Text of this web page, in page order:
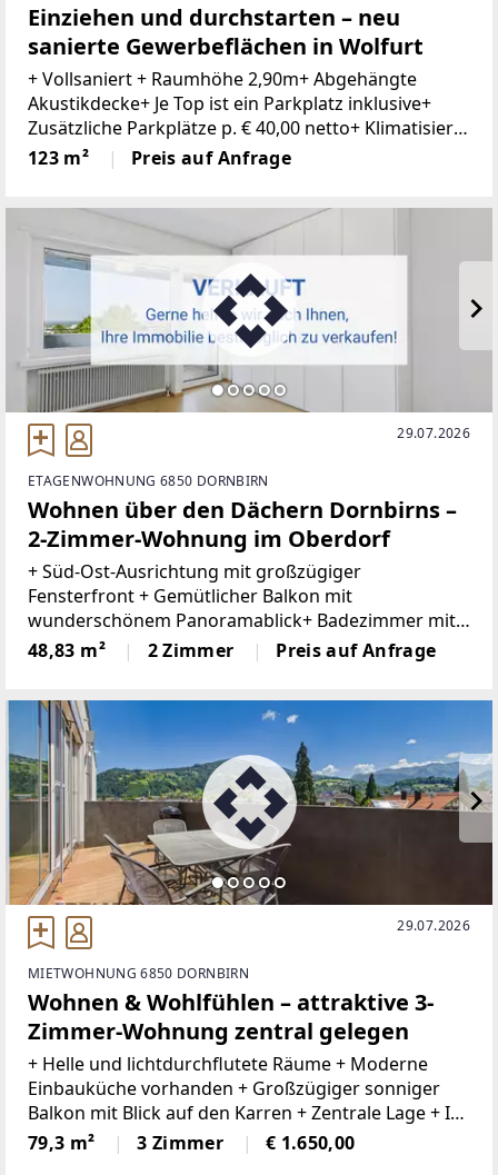
Einziehen und durchstarten – neu
sanierte Gewerbeflächen in Wolfurt
+ Vollsaniert + Raumhöhe 2,90m+ Abgehängte
Akustikdecke+ Je Top ist ein Parkplatz inklusive+
Zusätzliche Parkplätze p. € 40,00 netto+ Klimatisiert+
Kontrollierte Be- und Entlüftung+ Innovatives
Lichtkonzept+ Gute ErreichbarkeitIn
123 m² Preis auf Anfrage
29.07.2026
ETAGENWOHNUNG 6850 DORNBIRN
Wohnen über den Dächern Dornbirns –
2-Zimmer-Wohnung im Oberdorf
+ Süd-Ost-Ausrichtung mit großzügiger
Fensterfront + Gemütlicher Balkon mit
wunderschönem Panoramablick+ Badezimmer mit
Duschbadewanne und Waschmaschinenanschluss+
Separate Küche+ Zentrale Lage mit kurzen Wegen
48,83 m² 2 Zimmer Preis auf Anfrage
29.07.2026
MIETWOHNUNG 6850 DORNBIRN
Wohnen & Wohlfühlen – attraktive 3-
Zimmer-Wohnung zentral gelegen
+ Helle und lichtdurchflutete Räume + Moderne
Einbauküche vorhanden + Großzügiger sonniger
Balkon mit Blick auf den Karren + Zentrale Lage + In
wenigen Minuten in der Dornbirner Innenstadt +
Nahversorger und Dienstleister in der Nähe
79,3 m² 3 Zimmer € 1.650,00